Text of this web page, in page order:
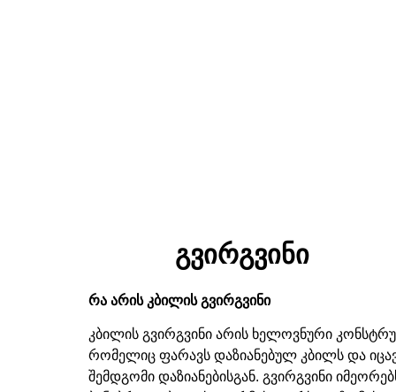
გვირგვინი
რა არის კბილის გვირგვინი
კბილის გვირგვინი არის ხელოვნური
რომელიც ფარავს დაზიანებულ კბილს და
შემდგომი დაზიანებისგან. გვირგვინი